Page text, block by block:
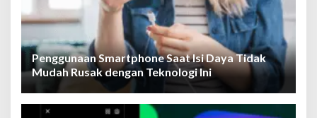
Penggunaan Smartphone Saat Isi Daya Tidak
Mudah Rusak dengan Teknologi Ini